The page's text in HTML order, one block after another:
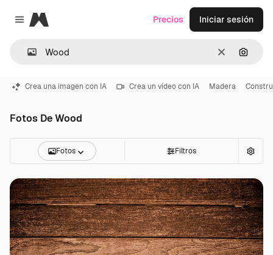
Close menu
Magnific
Borrar
Precios Iniciar sesión
Crea una imagen con IA Crea un vídeo con IA Madera
Fotos De Wood
Fotos Filtros